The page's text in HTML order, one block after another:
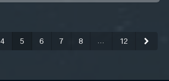
4 5 6 7 8 ... 12